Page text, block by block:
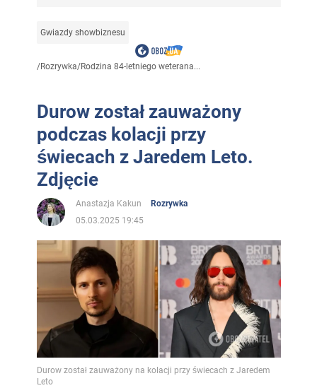
Gwiazdy showbiznesu
/Rozrywka/Rodzina 84-letniego weterana...
Durow został zauważony
podczas kolacji przy
świecach z Jaredem Leto.
Zdjęcie
Anastazja Kakun
Rozrywka
05.03.2025 19:45
Durow został zauważony na kolacji przy świecach z Jaredem
Leto